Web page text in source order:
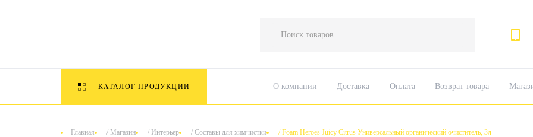
товаров
КАТАЛОГ ПРОДУКЦИИ О компании Доставка Оплата Возврат товара
Главная / Магазин / Интерьер / Составы для химчистки /Foam Heroes Juicy Citrus Универсальный органический очиститель, 3л